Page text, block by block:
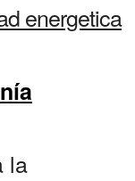
energetica
la